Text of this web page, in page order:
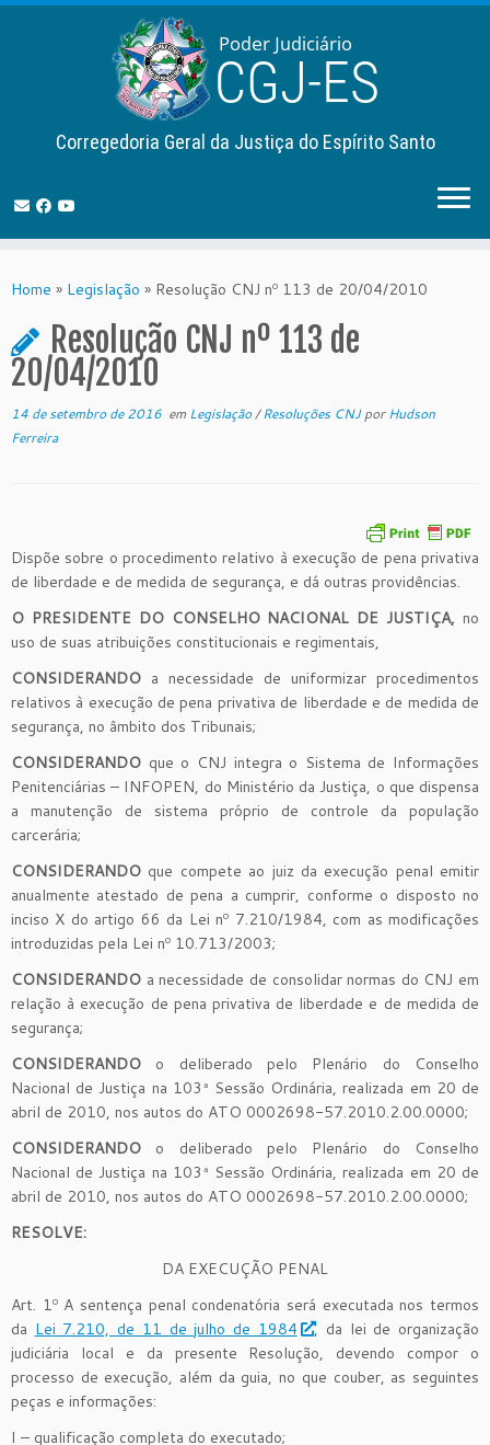
to
Corregedoria Geral da Justiça do Espírito Santo
Home » Legislação » Resolução CNJ nº 113 de 20/04/2010
Resolução CNJ nº 113 de
20/04/2010
14 de setembro de 2016 em Legislação/Resoluções CNJporHudson
Ferreira
Dispõe sobre o procedimento relativo à execução de pena privativa
de liberdade e de medida de segurança, e dá outras providências.
O PRESIDENTE DO CONSELHO NACIONAL DE JUSTIÇA, no
uso de suas atribuições constitucionais e regimentais,
CONSIDERANDO a necessidade de uniformizar procedimentos
relativos à execução de pena privativa de liberdade e de medida de
segurança, no âmbito dos Tribunais;
CONSIDERANDO que o CNJ integra o Sistema de Informações
Penitenciárias – INFOPEN, do Ministério da Justiça, o que dispensa
a manutenção de sistema próprio de controle da população
carcerária;
CONSIDERANDO que compete ao juiz da execução penal emitir
anualmente atestado de pena a cumprir, conforme o disposto no
inciso X do artigo 66 da Lei nº 7.210/1984, com as modificações
introduzidas pela Lei nº 10.713/2003;
CONSIDERANDO a necessidade de consolidar normas do CNJ em
relação à execução de pena privativa de liberdade e de medida de
segurança;
CONSIDERANDO o deliberado pelo Plenário do Conselho
Nacional de Justiça na 103ª Sessão Ordinária, realizada em 20 de
abril de 2010, nos autos do ATO 0002698-57.2010.2.00.0000;
CONSIDERANDO o deliberado pelo Plenário do Conselho
Nacional de Justiça na 103ª Sessão Ordinária, realizada em 20 de
abril de 2010, nos autos do ATO 0002698-57.2010.2.00.0000;
RESOLVE:
DA EXECUÇÃO PENAL
Art. 1º A sentença penal condenatória será executada nos termos
da Lei 7.210, de 11 de julho de 1984
, da lei de organização
judiciária local e da presente Resolução, devendo compor o
processo de execução, além da guia, no que couber, as seguintes
peças e informações:
I – qualificação completa do executado;